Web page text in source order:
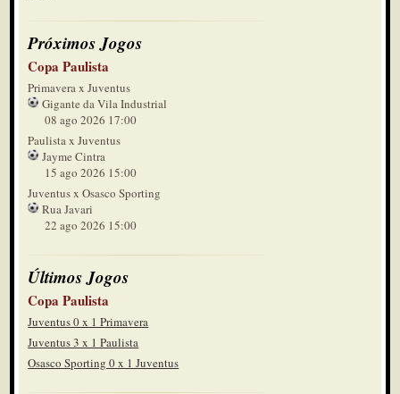
Próximos Jogos
Copa Paulista
Primavera x Juventus
Gigante da Vila Industrial
08 ago 2026 17:00
Paulista x Juventus
Jayme Cintra
15 ago 2026 15:00
Juventus x Osasco Sporting
Rua Javari
22 ago 2026 15:00
Últimos Jogos
Copa Paulista
Juventus 0 x 1 Primavera
Juventus 3 x 1 Paulista
Osasco Sporting 0 x 1 Juventus